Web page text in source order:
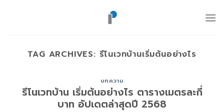
TAG ARCHIVES: รีโนเวทบ้านเริ่มต้นอย่างไร
บทความ
รีโนเวทบ้าน เริ่มต้นอย่างไร ตารางเมตรละกี่
บาท อัปเดตล่าสุดปี 2568